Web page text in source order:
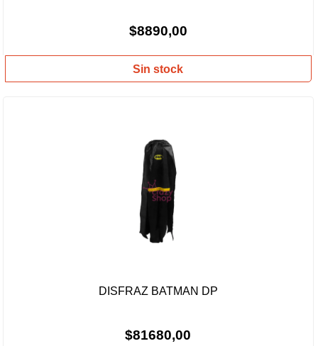
$8890,00
Sin stock
DISFRAZ BATMAN DP
$81680,00